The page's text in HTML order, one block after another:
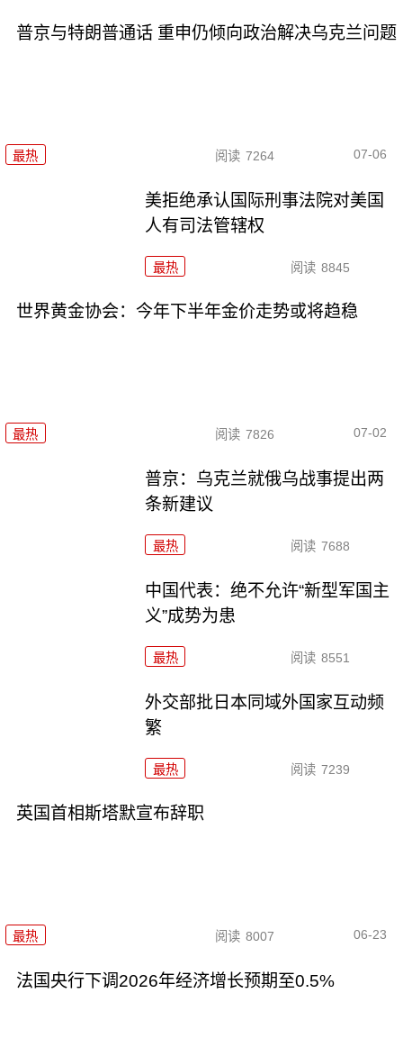
普京与特朗普通话 重申仍倾向政治解决乌克兰问题
最热 阅读 7264 07-06
美拒绝承认国际刑事法院对美国
人有司法管辖权
最热 阅读 8845
世界黄金协会：今年下半年金价走势或将趋稳
最热 阅读 7826 07-02
普京：乌克兰就俄乌战事提出两
条新建议
最热 阅读 7688
中国代表：绝不允许“新型军国主
义”成势为患
最热 阅读 8551
外交部批日本同域外国家互动频
繁
最热 阅读 7239
英国首相斯塔默宣布辞职
最热 阅读 8007 06-23
法国央行下调2026年经济增长预期至0.5%